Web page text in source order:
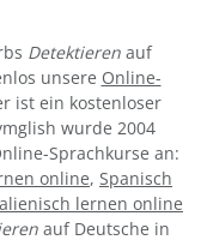
Detektieren auf
unsere Online-
ist ein kostenloser
wurde 2004
Sprachkurse an:
online, Spanisch
lernen online
auf Deutsche in